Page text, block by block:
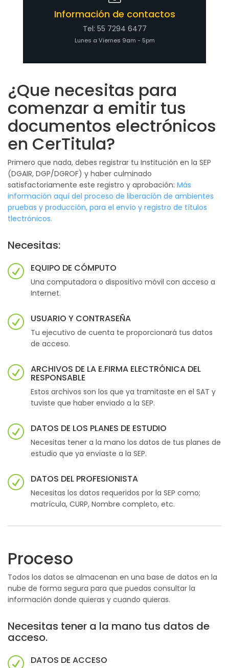
Información de contactos
Tel: 55 7294 6477
Lunes a Viernes 9am - 5pm
¿Que necesitas para
comenzar a emitir tus
documentos electrónicos
en CerTitula?
Primero que nada, debes registrar tu Institución en la SEP
(DGAIR, DGP/DGROF) y haber culminado
satisfactoriamente este registro y aprobación: Más
información aquí del proceso de liberación de ambientes
pruebas y producción, para el envío y registro de títulos
tlectrónicos.
Necesitas:
EQUIPO DE CÓMPUTO
Una computadora o dispositivo móvil con acceso a
Internet.
USUARIO Y CONTRASEÑA
Tu ejecutivo de cuenta te proporcionará tus datos
de acceso.
ARCHIVOS DE LA E.FIRMA ELECTRÓNICA DEL
RESPONSABLE
Estos archivos son los que ya tramitaste en el SAT y
tuviste que haber enviado a la SEP.
DATOS DE LOS PLANES DE ESTUDIO
Necesitas tener a la mano los datos de tus planes de
estudio que ya enviaste a la SEP.
DATOS DEL PROFESIONISTA
Necesitas los datos requeridos por la SEP como;
matrícula, CURP, Nombre completo, etc.
Proceso
Todos los datos se almacenan en una base de datos en la
nube de forma segura para que puedas consultar la
información donde quieras y cuando quieras.
Necesitas tener a la mano tus datos de
acceso.
DATOS DE ACCESO